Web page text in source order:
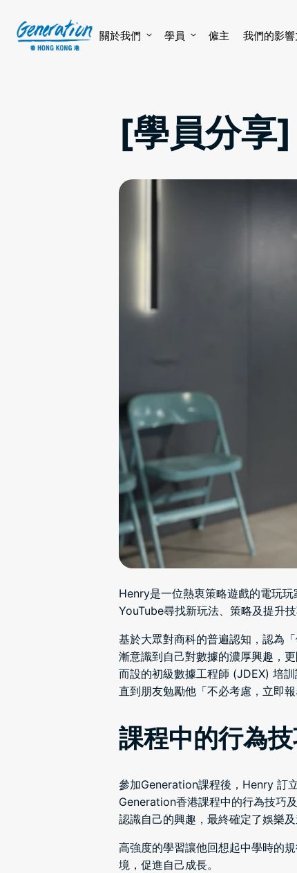
content
關於我們 學員 僱主 我們的影響
[學員分享
Henry是一位熱衷策略遊戲的電玩
YouTube尋找新玩法、策略及提升技
基於大眾對商科的普遍認知，認為
漸意識到自己對數據的濃厚興趣，
而設的初級數據工程師 (JDEX) 培
直到朋友勉勵他「不必考慮，立即報
課程中的行為
參加Generation課程後，Henry 訂
Generation香港課程中的行為技巧
認識自己的興趣，最終確定了娛樂
高強度的學習讓他回想起中學時的
境，促進自己成長。